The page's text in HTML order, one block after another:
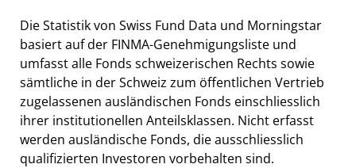
Die Statistik von Swiss Fund Data und Morningstar
basiert auf der FINMA-Genehmigungsliste und
umfasst alle Fonds schweizerischen Rechts sowie
sämtliche in der Schweiz zum öffentlichen Vertrieb
zugelassenen ausländischen Fonds einschliesslich
ihrer institutionellen Anteilsklassen. Nicht erfasst
werden ausländische Fonds, die ausschliesslich
qualifizierten Investoren vorbehalten sind.